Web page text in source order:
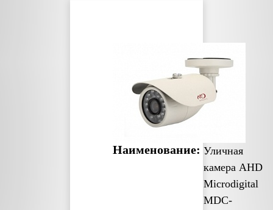
Наименование: Уличная
камера AHD
Microdigital
MDC-